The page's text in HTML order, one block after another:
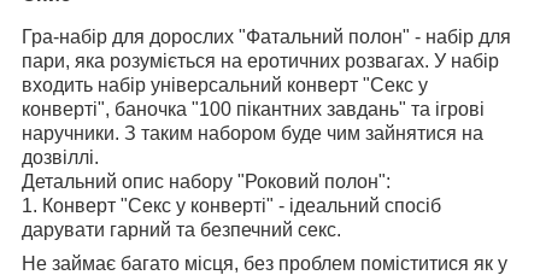
Гра-набір для дорослих "Фатальний полон" - набір для
пари, яка розуміється на еротичних розвагах. У набір
входить набір універсальний конверт "Секс у
конверті", баночка "100 пікантних завдань" та ігрові
наручники. З таким набором буде чим зайнятися на
дозвіллі.
Детальний опис набору "Роковий полон":
1. Конверт "Секс у конверті" - ідеальний спосіб
дарувати гарний та безпечний секс.
Не займає багато місця, без проблем поміститися як у